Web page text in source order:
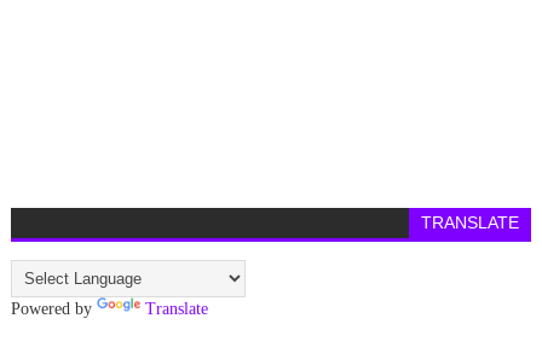
TRANSLATE
Powered by Translate